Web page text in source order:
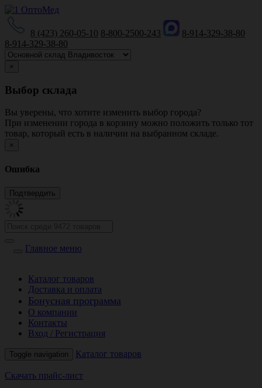
8 (423) 260-05-10 8-800-2500-243
8-914-329-38-80
8-914-329-38-80
×
Выбор склада
Вы уверены, что хотите изменить выбор города?
При изменении города в корзину можно положить только тот
товар, который есть в наличии на выбранном складе.
×
Ошибка
Главное меню
Каталог товаров
Доставка и оплата
Бонусная программа
О компании
Контакты
Вход / Регистрация
Toggle navigation Каталог товаров
Скачать прайс-лист